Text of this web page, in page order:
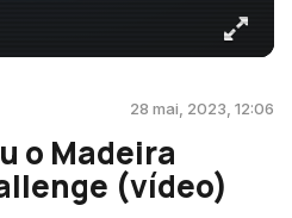
28 mai, 2023, 12:06
o Madeira
(vídeo)